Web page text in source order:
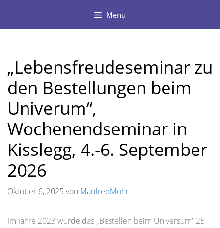
Menü
„Lebensfreudeseminar zu
den Bestellungen beim
Univerum“,
Wochenendseminar in
Kisslegg, 4.-6. September
2026
Oktober 6, 2025 von ManfredMohr
Im Jahre 2023 wurde das „Bestellen beim Universum“ 25